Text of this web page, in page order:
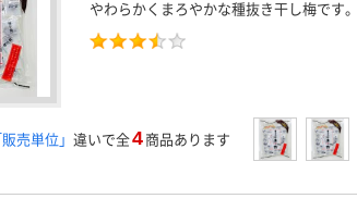
やわらかくまろやかな種抜き干し梅です。
売単位」 違いで全4 商品あります